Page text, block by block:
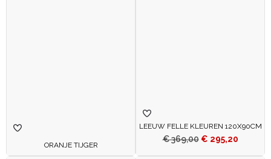
ORANJE TIJGER
LEEUW FELLE KLEUREN 120X90CM
€369,00 € 295,20